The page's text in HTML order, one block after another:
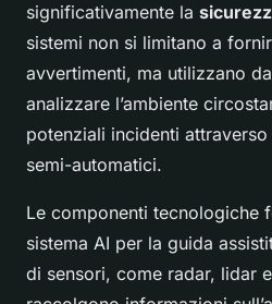
significativamente la
sistemi non si limitano a
avvertimenti, ma utilizzano
analizzare l’ambiente
potenziali incidenti
semi-automatici.
Le componenti tecnologiche
sistema AI per la guida
di sensori, come radar, lidar